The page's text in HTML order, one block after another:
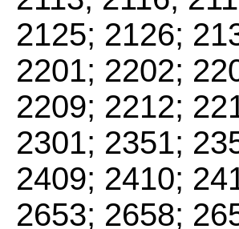
2125; 2126;
2201; 2202;
2209; 2212;
2301; 2351;
2409; 2410;
2653; 2658;